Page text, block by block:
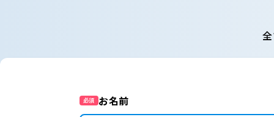
必須 お名前